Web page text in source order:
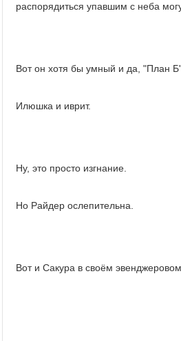
распорядиться упавшим с неба
Вот он хотя бы умный и да, "План Б"
Илюшка и иврит.
Ну, это просто изгнание.
Но Райдер ослепительна.
Вот и Сакура в своём